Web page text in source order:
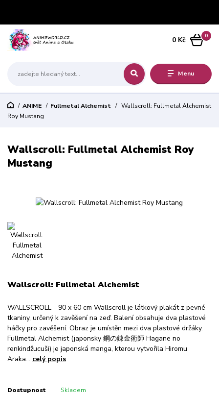
Menu
0
0 Kč
ANIME Fullmetal Alchemist
Wallscroll: Fullmetal Alchemist
Roy Mustang
Wallscroll: Fullmetal Alchemist Roy
Mustang
Wallscroll: Fullmetal Alchemist
WALLSCROLL - 90 x 60 cm Wallscroll je látkový plakát z pevné
tkaniny, určený k zavěšení na zeď. Balení obsahuje dva plastové
háčky pro zavěšení. Obraz je umístěn mezi dva plastové držáky.
Fullmetal Alchemist (japonsky 鋼の錬金術師 Hagane no
renkindžucuši) je japonská manga, kterou vytvořila Hiromu
Araka... celý popis
Dostupnost Skladem